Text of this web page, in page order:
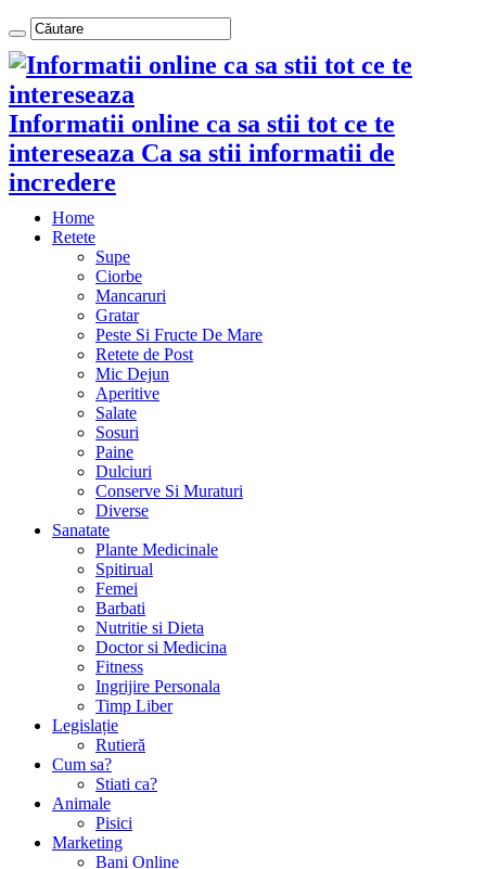
Informatii online ca sa stii tot ce te
intereseaza Ca sa stii informatii de
incredere
Home
Retete
Supe
Ciorbe
Mancaruri
Gratar
Peste Si Fructe De Mare
Retete de Post
Mic Dejun
Aperitive
Salate
Sosuri
Paine
Dulciuri
Conserve Si Muraturi
Diverse
Sanatate
Plante Medicinale
Spitirual
Femei
Barbati
Nutritie si Dieta
Doctor si Medicina
Fitness
Ingrijire Personala
Timp Liber
Legislație
Rutieră
Cum sa?
Stiati ca?
Animale
Pisici
Marketing
Bani Online